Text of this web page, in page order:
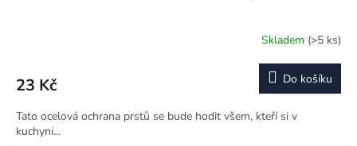
Skladem (>5 ks)
23 Kč Do košíku
Tato ocelová ochrana prstů se bude hodit všem, kteří si v
kuchyni...